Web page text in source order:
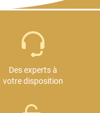
Des experts à
votre disposition